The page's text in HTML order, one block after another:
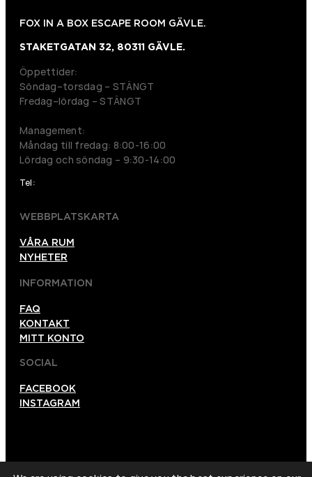
FOX IN A BOX ESCAPE ROOM GÄVLE.
STAKETGATAN 32, 80311 GÄVLE.
Öppettider:
Söndag–torsdag – STÄNGT
Fredag–lördag – STÄNGT
Management:
Måndag till fredag: 8:00-16:00
Lördag och söndag – 9:30-14:00
Tel:
WEBBPLATSKARTA
VÅRA RUM
NYHETER
INFORMATION
FAQ
KONTAKT
MITT KONTO
SOCIAL
FACEBOOK
INSTAGRAM